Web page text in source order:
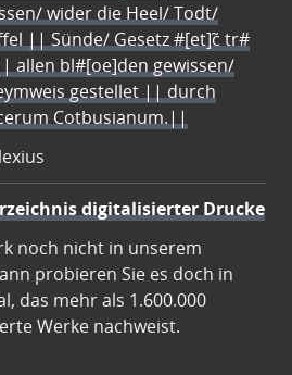
wider die Heel/ Todt/
|| Sünde/ Gesetz #[et]c̃ tr#
allen bl#[oe]den gewissen/
gestellet || durch
Cotbusianum.||
digitalisierter Drucke
noch nicht in unserem
probieren Sie es doch in
das mehr als 1.600.000
Werke nachweist.